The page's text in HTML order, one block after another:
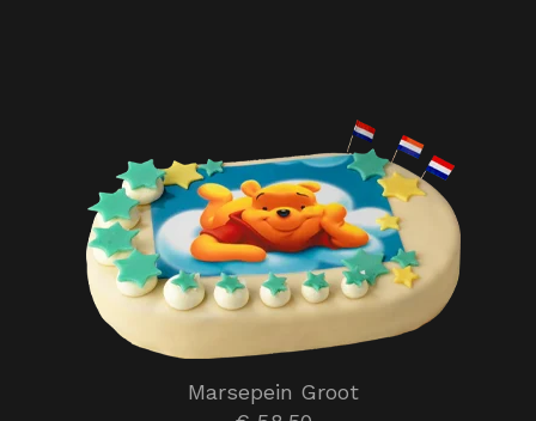
Marsepein Groot